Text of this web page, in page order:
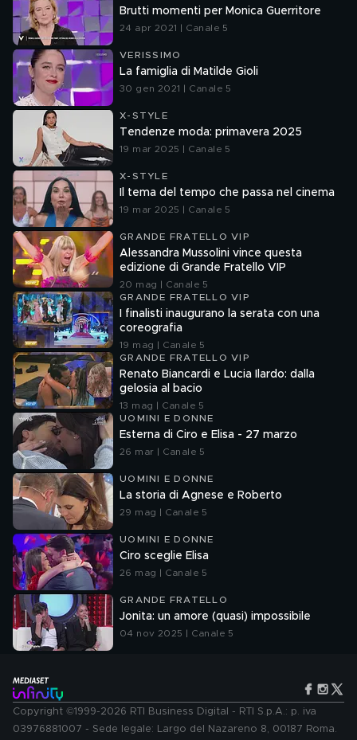
Brutti momenti per Monica Guerritore
24 apr 2021 | Canale 5
VERISSIMO
La famiglia di Matilde Gioli
30 gen 2021 | Canale 5
X-STYLE
Tendenze moda: primavera 2025
19 mar 2025 | Canale 5
X-STYLE
Il tema del tempo che passa nel cinema
19 mar 2025 | Canale 5
GRANDE FRATELLO VIP
Alessandra Mussolini vince questa
edizione di Grande Fratello VIP
20 mag | Canale 5
GRANDE FRATELLO VIP
I finalisti inaugurano la serata con una
coreografia
19 mag | Canale 5
GRANDE FRATELLO VIP
Renato Biancardi e Lucia Ilardo: dalla
gelosia al bacio
13 mag | Canale 5
UOMINI E DONNE
Esterna di Ciro e Elisa - 27 marzo
26 mar | Canale 5
UOMINI E DONNE
La storia di Agnese e Roberto
29 mag | Canale 5
UOMINI E DONNE
Ciro sceglie Elisa
26 mag | Canale 5
GRANDE FRATELLO
Jonita: un amore (quasi) impossibile
04 nov 2025 | Canale 5
Copyright ©1999-2026 RTI Business Digital - RTI S.p.A.: p. iva
03976881007 - Sede legale: Largo del Nazareno 8, 00187 Roma.